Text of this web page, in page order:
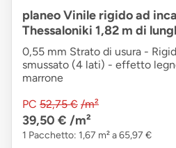
planeo Vinile rigido ad
Thessaloniki 1,82 m di
0,55 mm Strato di usura -
smussato (4 lati) - effetto
marrone
PC 52,75 € /m²
39,50 € /m²
1 Pacchetto: 1,67 m² a 65,97 €